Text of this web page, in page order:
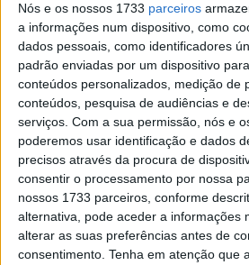
Nós e os nossos 1733 parceiros
a informações num dispositivo, como
dados pessoais, como identificadores
padrão enviadas por um dispositivo
conteúdos personalizados, medição de
conteúdos, pesquisa de audiências e
serviços. Com a sua permissão, nós e
poderemos usar identificação e dados
precisos através da procura de
consentir o processamento por nossa
nossos 1733 parceiros, conforme
alternativa, pode aceder a informações
alterar as suas preferências antes de
consentimento. Tenha em atenção que